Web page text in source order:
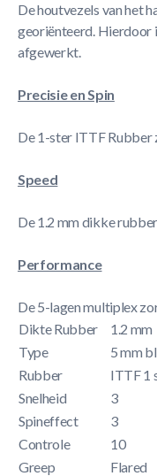
De houtvezels van het
georiënteerd. Hierdoor
afgewerkt.
Precisie en Spin
De 1-ster ITTF Rubber
Speed
De 1.2 mm dikke
Performance
De 5-lagen multiplex
Dikte Rubber
1.2 mm
Type
5 mm
Rubber
ITTF 1
Snelheid
3
Spineffect
3
Controle
10
Greep
Flared